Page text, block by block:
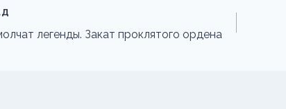
легенды. Закат проклятого ордена